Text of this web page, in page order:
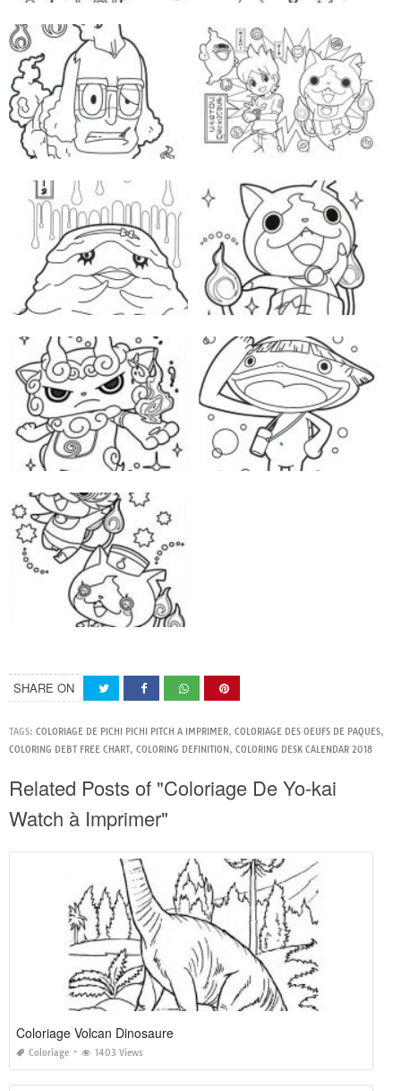
SHARE ON
TAGS: COLORIAGE DE PICHI PICHI PITCH A IMPRIMER, COLORIAGE DES OEUFS DE PAQUES,
COLORING DEBT FREE CHART, COLORING DEFINITION , COLORING DESK CALENDAR 2018
Related Posts of "Coloriage De Yo-kai
Watch à Imprimer"
Coloriage Volcan Dinosaure
Coloriage 1403 Views